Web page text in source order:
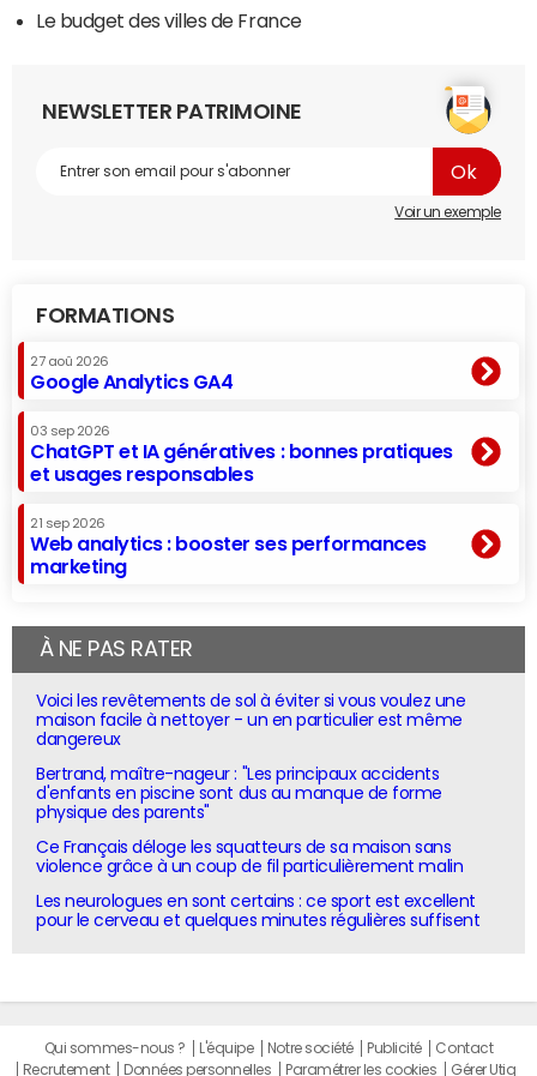
Le budget des villes de France
NEWSLETTER PATRIMOINE
Voir un exemple
FORMATIONS
27 aoû 2026
Google Analytics GA4
03 sep 2026
ChatGPT et IA génératives : bonnes pratiques
et usages responsables
21 sep 2026
Web analytics : booster ses performances
marketing
À NE PAS RATER
Voici les revêtements de sol à éviter si vous voulez une
maison facile à nettoyer - un en particulier est même
dangereux
Bertrand, maître-nageur : "Les principaux accidents
d'enfants en piscine sont dus au manque de forme
physique des parents"
Ce Français déloge les squatteurs de sa maison sans
violence grâce à un coup de fil particulièrement malin
Les neurologues en sont certains : ce sport est excellent
pour le cerveau et quelques minutes régulières suffisent
Qui sommes-nous ? L'équipe Notre société Publicité
Contact
Recrutement
Données personnelles Paramétrer les cookies Gérer Utiq